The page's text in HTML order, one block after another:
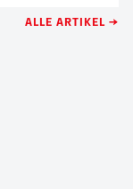
ALLE ARTIKEL →